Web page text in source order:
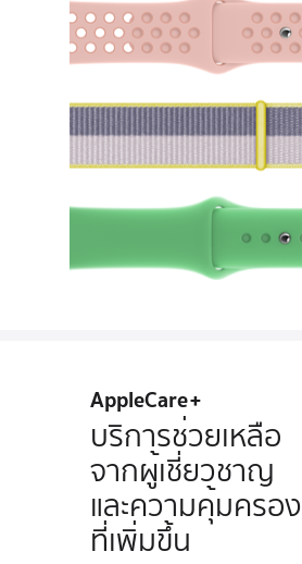
AppleCare+
บริการช่วยเหลือ
จากผู้เชี่ยวชาญ
และความคุ้มครอง
ที่เพิ่มขึ้น